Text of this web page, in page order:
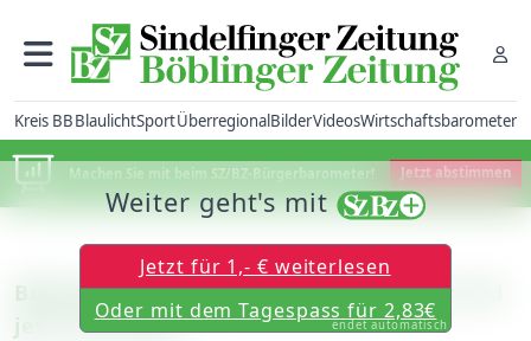
Kreis BBBlaulichtSportÜberregionalBilderVideosWirtschaftsbarometer
Machen Sie mit beim SZ/BZ-Bürgerbarometer! Jetzt abstimmen
Böblingen: Eltern in der Taunusstraße sind
jetzt zufrieden
Weiter geht's mit
Jetzt für 1,- € weiterlesen
Oder mit dem Tagespass für 2,83€
endet automatisch